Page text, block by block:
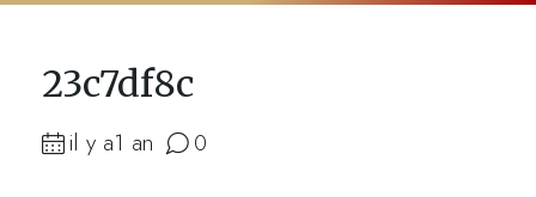
23c7df8c
il y a1 an 0